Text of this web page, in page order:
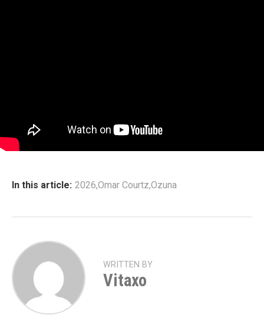
In this article: 2026,Omar Courtz,Ozuna
WRITTEN BY
Vitaxo